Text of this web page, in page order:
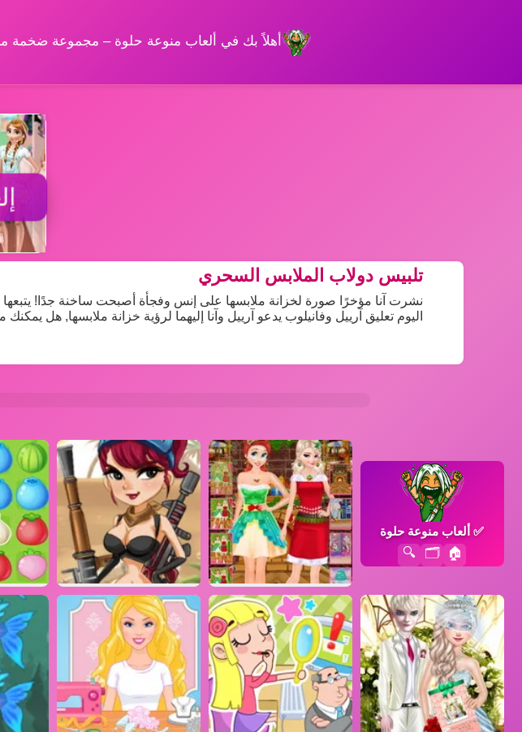
أهلاً بك في ألعاب منوعة حلوة – مجموعة ضخمة
تلبيس دولاب الملابس السحري
نشرت آنا مؤخرًا صورة لخزانة ملابسها على إنس وفجأة أصبحت ساخنة جدًا! يتبعها
اليوم تعليق آرييل وفانيلوب يدعو آرييل وآنا إليهما لرؤية خزانة ملابسها, هل يمكنك
✅ألعاب منوعة حلوة
🏠
🗂️
🔍